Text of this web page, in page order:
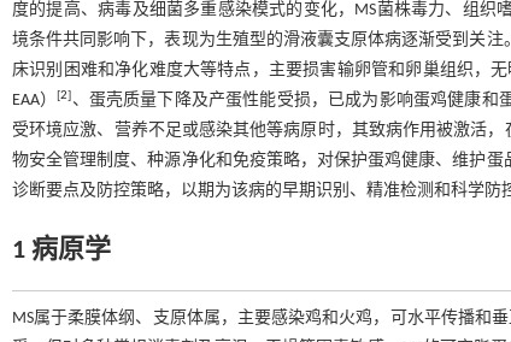
度的提高、病毒及细菌多重感染模式的变化，MS菌株毒力、组
境条件共同影响下，表现为生殖型的滑液囊支原体病逐渐受到关
床识别困难和净化难度大等特点，主要损害输卵管和卵巢组织，无
EAA）[2] 、蛋壳质量下降及产蛋性能受损，已成为影响蛋鸡健康
受环境应激、营养不足或感染其他等病原时，其致病作用被激活
物安全管理制度、种源净化和免疫策略，对保护蛋鸡健康、维护
诊断要点及防控策略，以期为该病的早期识别、精准检测和科学防
1 病原学
MS属于柔膜体纲、支原体属，主要感染鸡和火鸡，可水平传播和